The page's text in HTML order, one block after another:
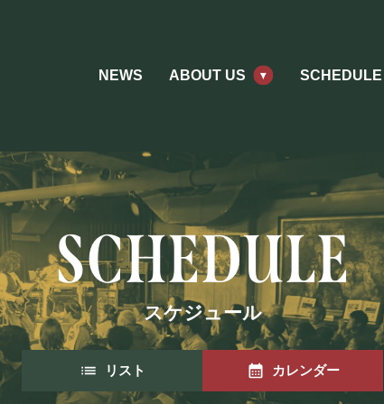
NEWS ABOUT US SCHEDULE
ABOUT US
スケジュール
リスト カレンダー